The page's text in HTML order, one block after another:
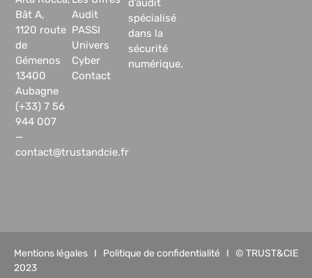
d’audit
spécialisé
dans la
sécurité
numérique.
Audit
PASSI
Univers
Cyber
Contact
Bât A,
1120 route
de
Gémenos
13400
Aubagne
(+33) 7 56
944 007
—
contact@trustandcie.fr
Mentions légales I Politique de confidentialité I © TRUST&CIE
2023